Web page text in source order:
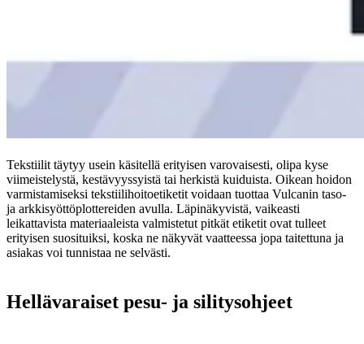
Tekstiilit täytyy usein käsitellä erityisen varovaisesti, olipa kyse
viimeistelystä, kestävyyssyistä tai herkistä kuiduista. Oikean hoidon
varmistamiseksi tekstiilihoitoetiketit voidaan tuottaa Vulcanin taso-
ja arkkisyöttöplottereiden avulla. Läpinäkyvistä, vaikeasti
leikattavista materiaaleista valmistetut pitkät etiketit ovat tulleet
erityisen suosituiksi, koska ne näkyvät vaatteessa jopa taitettuna ja
asiakas voi tunnistaa ne selvästi.
Hellävaraiset pesu- ja silitysohjeet